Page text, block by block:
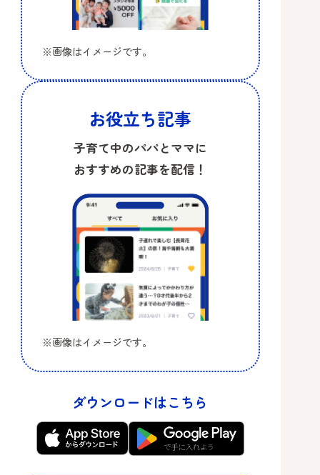
※画像はイメージです。
お役立ち記事
子育て中のパパとママに
おすすめの記事を配信！
※画像はイメージです。
ダウンロードはこちら